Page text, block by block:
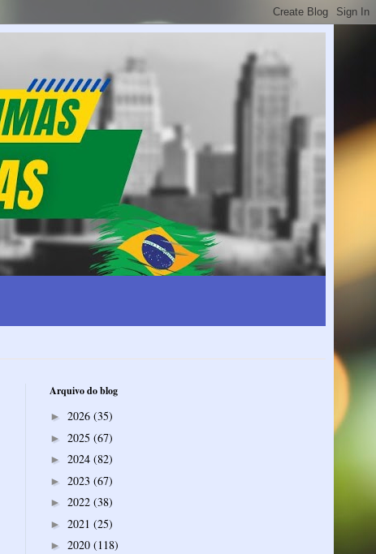
Arquivo do blog
► 2026 (35)
► 2025 (67)
► 2024 (82)
► 2023 (67)
► 2022 (38)
► 2021 (25)
► 2020 (118)